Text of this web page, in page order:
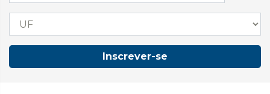
Inscrever-se